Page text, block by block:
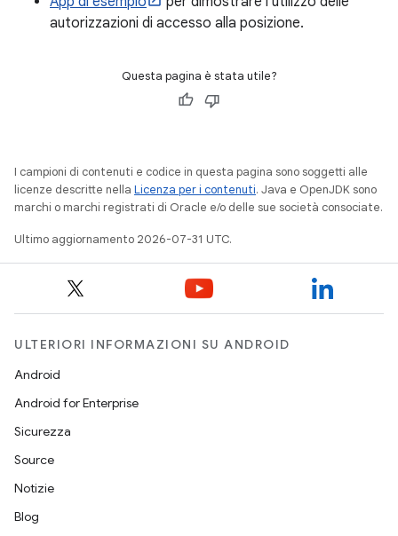
autorizzazioni di accesso alla posizione.
Questa pagina è stata utile?
I campioni di contenuti e codice in questa pagina sono soggetti alle
licenze descritte nella Licenza per i contenuti. Java e OpenJDK sono
marchi o marchi registrati di Oracle e/o delle sue società consociate.
Ultimo aggiornamento 2026-07-31 UTC.
ULTERIORI INFORMAZIONI SU ANDROID
Android
Android for Enterprise
Sicurezza
Source
Notizie
Blog